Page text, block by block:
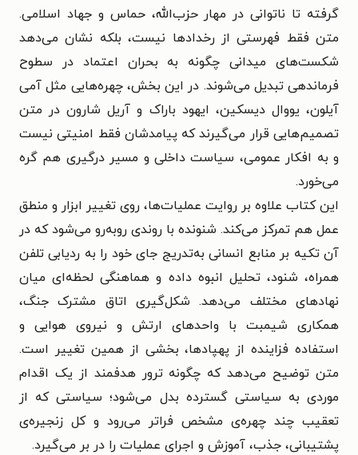
گرفته تا ناتوانی در مهار حزب‌الله، حماس و جهاد اسلامی.
متن فقط فهرستی از رخدادها نیست، بلکه نشان می‌دهد
شکست‌های میدانی چگونه به بحران اعتماد در سطوح
فرماندهی تبدیل می‌شوند. در این بخش، چهره‌هایی مثل آمی
آیلون، یووال دیسکین، ایهود باراک و آریل شارون در متن
تصمیم‌هایی قرار می‌گیرند که پیامدشان فقط امنیتی نیست
و به افکار عمومی، سیاست داخلی و مسیر درگیری هم گره
می‌خورد.
این کتاب علاوه بر روایت عملیات‌ها، روی تغییر ابزار و منطق
عمل هم تمرکز می‌کند. شنونده با روندی روبه‌رو می‌شود که در
آن تکیه بر منابع انسانی به‌تدریج جای خود را به ردیابی تلفن
همراه، شنود، تحلیل انبوه داده و هماهنگی لحظه‌ای میان
نهادهای مختلف می‌دهد. شکل‌گیری اتاق مشترک جنگ،
همکاری شیمبت با واحدهای ارتش و نیروی هوایی و
استفاده فزاینده از پهپادها، بخشی از همین تغییر است.
متن توضیح می‌دهد که چگونه ترور هدفمند از یک اقدام
موردی به سیاستی گسترده بدل می‌شود؛ سیاستی که از
تعقیب چند چهره‌ی مشخص فراتر می‌رود و کل زنجیره‌ی
پشتیبانی، جذب، آموزش و اجرای عملیات را در بر می‌گیرد.